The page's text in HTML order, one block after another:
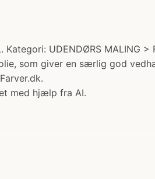
UDENDØRS MALING
som giver en særlig god
med hjælp fra AI.